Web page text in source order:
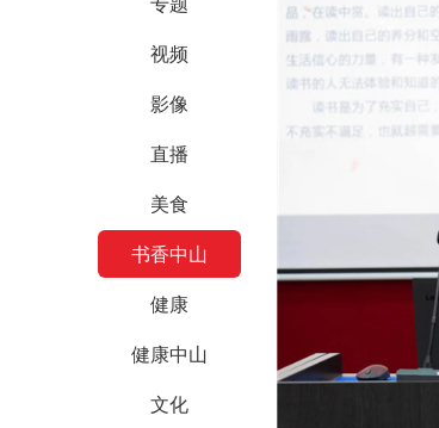
视频
影像
直播
美食
书香中山
健康
健康中山
文化